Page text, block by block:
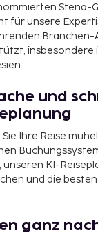
Stena-
für unsere
Branchen-
insbesondere
und
Sie Ihre Reise
unseren KI-
und die
ganz